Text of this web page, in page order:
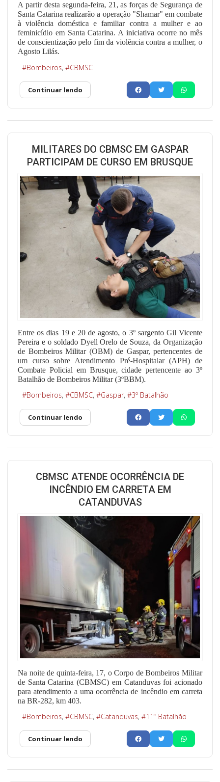
A partir desta segunda-feira, 21, as forças de Segurança de
Santa Catarina realizarão a operação "Shamar" em combate
à violência doméstica e familiar contra a mulher e ao
feminicídio em Santa Catarina. A iniciativa ocorre no mês
de conscientização pelo fim da violência contra a mulher, o
Agosto Lilás.
Bombeiros CBMSC
Continuar lendo
MILITARES DO CBMSC EM GASPAR
PARTICIPAM DE CURSO EM BRUSQUE
Entre os dias 19 e 20 de agosto, o 3º sargento Gil Vicente
Pereira e o soldado Dyell Orelo de Souza, da Organização
de Bombeiros Militar (OBM) de Gaspar, pertencentes de
um curso sobre Atendimento Pré-Hospitalar (APH) de
Combate Policial em Brusque, cidade pertencente ao 3º
Batalhão de Bombeiros Militar (3ºBBM).
Bombeiros CBMSC Gaspar 3º Batalhão
Continuar lendo
CBMSC ATENDE OCORRÊNCIA DE
INCÊNDIO EM CARRETA EM
CATANDUVAS
Na noite de quinta-feira, 17, o Corpo de Bombeiros Militar
de Santa Catarina (CBMSC) em Catanduvas foi acionado
para atendimento a uma ocorrência de incêndio em carreta
na BR-282, km 403.
Bombeiros CBMSC Catanduvas 11º Batalhão
Continuar lendo